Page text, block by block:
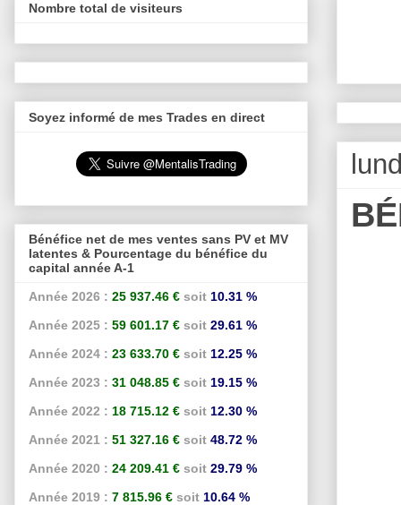
Nombre total de visiteurs
Soyez informé de mes Trades en direct
Bénéfice net de mes ventes sans PV et MV
latentes & Pourcentage du bénéfice du
capital année A-1
Année 2026 : 25 937.46 € soit 10.31 %
Année 2025 : 59 601.17 € soit 29.61 %
Année 2024 : 23 633.70 € soit 12.25 %
Année 2023 : 31 048.85 € soit 19.15 %
Année 2022 : 18 715.12 € soit 12.30 %
Année 2021 : 51 327.16 € soit 48.72 %
Année 2020 : 24 209.41 € soit 29.79 %
Année 2019 : 7 815.96 € soit 10.64 %